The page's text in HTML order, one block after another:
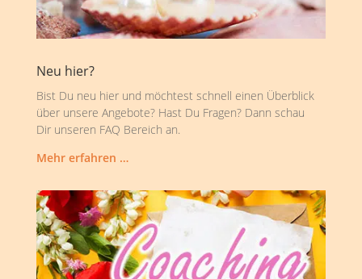
Neu hier?
Bist Du neu hier und möchtest schnell einen Überblick
über unsere Angebote? Hast Du Fragen? Dann schau
Dir unseren FAQ Bereich an.
Mehr erfahren …